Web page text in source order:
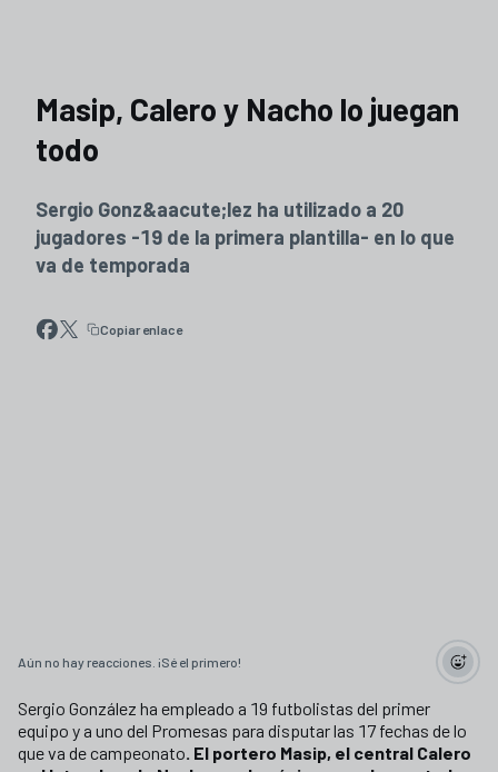
Masip, Calero y Nacho lo juegan
todo
Sergio Gonz&aacute;lez ha utilizado a 20
jugadores -19 de la primera plantilla- en lo que
va de temporada
Copiar enlace
Aún no hay reacciones. ¡Sé el primero!
Sergio González ha empleado a 19 futbolistas del primer
equipo y a uno del Promesas para disputar las 17 fechas de lo
que va de campeonato. El portero Masip, el central Calero